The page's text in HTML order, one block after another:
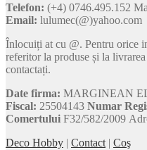
Telefon: (+4) 0746.495.152
Email: lulumec(@)yahoo.com
Înlocuiți at cu @. Pentru orice
referitor la produse și la
contactați.
Date firma: MARGINEAN
Fiscal: 25504143 Numar
Comertului F32/582/2009
Deco Hobby | Contact | Coş